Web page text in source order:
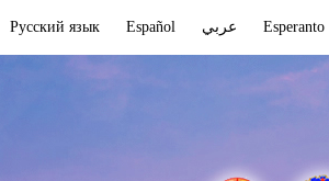
Русский язык Español عربي Esperanto